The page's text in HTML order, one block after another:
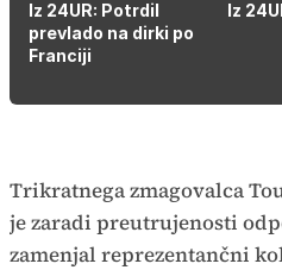
Iz 24UR: Potrdil
prevlado na dirki po
Franciji
Iz
Trikratnega zmagovalca
je zaradi preutrujenosti
zamenjal reprezentančni